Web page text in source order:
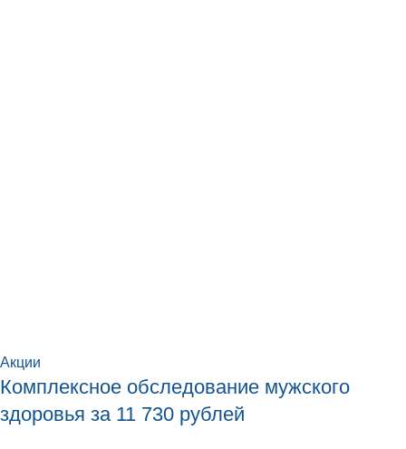
Акции
Комплексное обследование мужского
здоровья за 11 730 рублей